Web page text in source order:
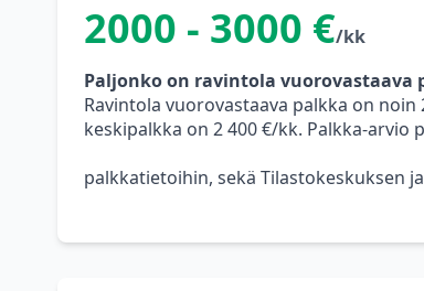
2000 - 3000 €/kk
Paljonko on ravintola vuorovastaava
Ravintola vuorovastaava palkka on noin
keskipalkka on 2 400 €/kk. Palkka-
palkkatietoihin, sekä Tilastokeskuksen